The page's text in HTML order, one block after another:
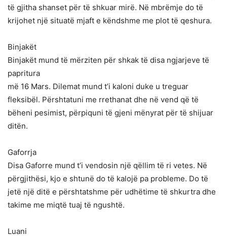
të gjitha shanset për të shkuar mirë. Në mbrëmje do të
krijohet një situatë mjaft e këndshme me plot të qeshura.
Binjakët
Binjakët mund të mërziten për shkak të disa ngjarjeve të
papritura
më 16 Mars. Dilemat mund t’i kaloni duke u treguar
fleksibël. Përshtatuni me rrethanat dhe në vend që të
bëheni pesimist, përpiquni të gjeni mënyrat për të shijuar
ditën.
Gaforrja
Disa Gaforre mund t’i vendosin një qëllim të ri vetes. Në
përgjithësi, kjo e shtunë do të kalojë pa probleme. Do të
jetë një ditë e përshtatshme për udhëtime të shkurtra dhe
takime me miqtë tuaj të ngushtë.
Luani